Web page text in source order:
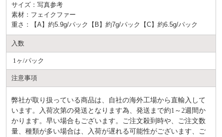
サイズ：写真参考
素材：フェイクファー
重さ：【A】約5.9g/パック【B】約7g/パック【C】約6.5g/パック
入数
1ヶ/パック
注意事項
弊社が取り扱っている商品は、自社の海外工場から直輸入して
います。入荷次第の発送となります為、発送まで約1～2週間か
かります。早い場合もございます。ご注文殺到時や、ご注文数
量、種類が多い場合は、入荷が遅れる可能性がございます、ご